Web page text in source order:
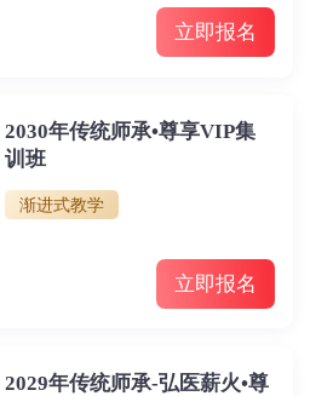
立即报名
2030年传统师承•尊享VIP集
训班
渐进式教学
立即报名
2029年传统师承-弘医薪火•尊